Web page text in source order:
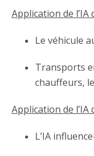
Application de
Le véhicule
Transports
chauffeurs,
Application de l’IA
L’IA